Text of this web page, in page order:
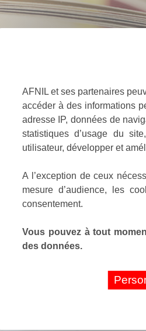
AFNIL et ses partenaires
accéder à des informations
adresse IP, données de
statistiques d’usage du
utilisateur, développer et
A l’exception de ceux
mesure d’audience, les
consentement.
Vous pouvez à tout
des données.